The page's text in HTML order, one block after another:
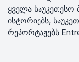
ყველა საუკეთესო
ისტორიებს,
რეპორტაჟებს